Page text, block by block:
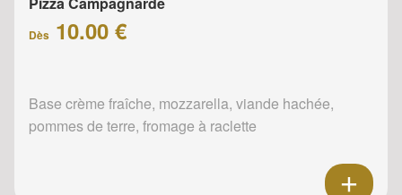
Dès 10.00 €
Base crème fraîche, mozzarella, viande hachée,
pommes de terre, fromage à raclette